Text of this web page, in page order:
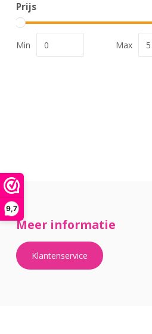
9,7
Prijs
Min Max
Meer informatie
Klantenservice